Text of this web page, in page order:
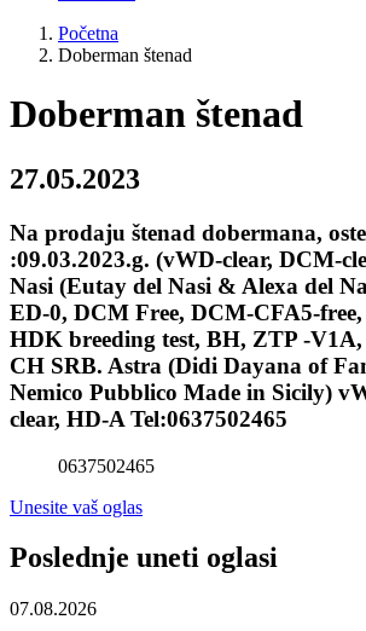
Početna
Doberman štenad
Doberman štenad
27.05.2023
Na prodaju štenad dobermana,
:09.03.2023.g. (vWD-clear, DCM-
Nasi (Eutay del Nasi & Alexa del
ED-0, DCM Free, DCM-CFA5-
HDK breeding test, BH, ZTP -
CH SRB. Astra (Didi Dayana of
Nemico Pubblico Made in Sicily)
clear, HD-A Tel:0637502465
0637502465
Unesite vaš oglas
Poslednje uneti oglasi
07.08.2026